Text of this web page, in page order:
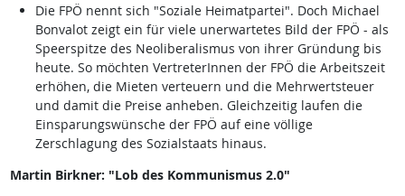
Die FPÖ nennt sich "Soziale Heimatpartei". Doch Michael
Bonvalot zeigt ein für viele unerwartetes Bild der FPÖ - als
Speerspitze des Neoliberalismus von ihrer Gründung bis
heute. So möchten VertreterInnen der FPÖ die Arbeitszeit
erhöhen, die Mieten verteuern und die Mehrwertsteuer
und damit die Preise anheben. Gleichzeitig laufen die
Einsparungswünsche der FPÖ auf eine völlige
Zerschlagung des Sozialstaats hinaus.
Martin Birkner: "Lob des Kommunismus 2.0"